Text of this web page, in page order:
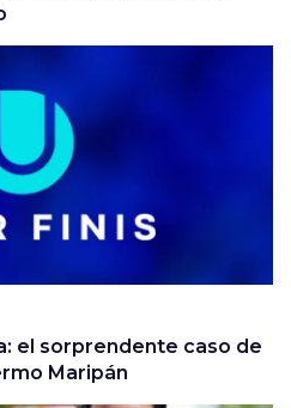
el sorprendente caso de
Maripán